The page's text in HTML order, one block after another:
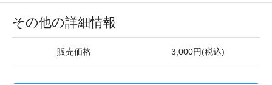
その他の詳細情報
販売価格 3,000円(税込)